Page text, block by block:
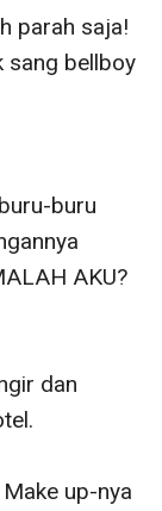
parah saja!
sang bellboy
buru
AKU?
dan
up-nya